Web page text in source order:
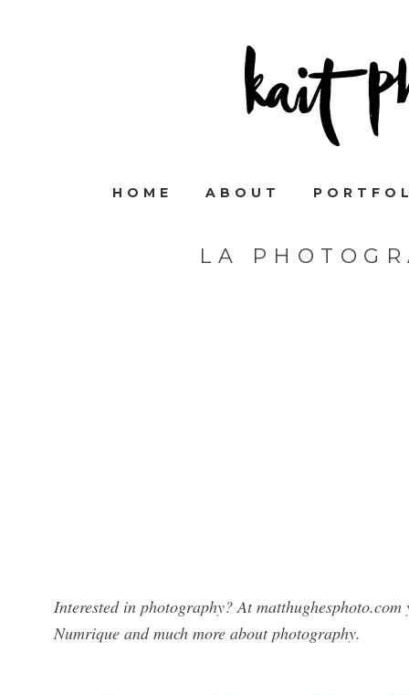
HOME ABOUT
LA
Interested in photography? At
Numrique and much more about photography.